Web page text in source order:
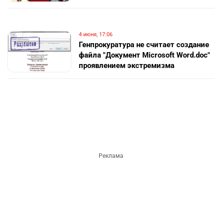
4 июня, 17:06
Генпрокуратура не считает создание
файла "Документ Microsoft Word.doc"
проявлением экстремизма